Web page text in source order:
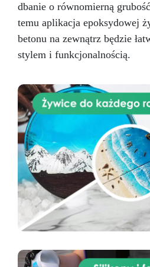
dbanie o równomierną
temu aplikacja epoksydowej
betonu na zewnątrz będzie
stylem i funkcjonalnością.